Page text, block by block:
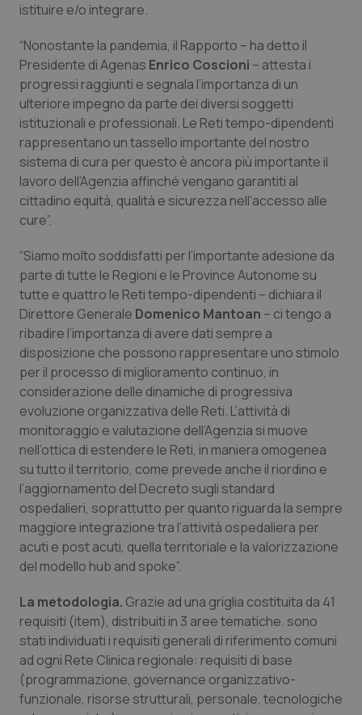
Piemonte
Provincia Autonoma di Bolzano
Provincia Autonoma di Trento
Puglia
Sardegna
Sicilia
Toscana
Umbria
Valle D’Aosta
Veneto
HIV
Infezioni & Febbre
Ipertensione & Scompenso
Malattie rare
Malattia di Crohn & Rettocolite Ulcerosa
Neuroscienze & patologie neurodegenerative
Obesità
Oftalmologia
Oncodermatologia
Oncoematologia
Oncologia & Nutrizione
Psoriasi & pelle
Quotidiano Cardiologia
Quotidiano Chirurgia
Quotidiano Oncologia
Quotidiano Pediatria
Rene & patologie urogenitali
istituire e/o integrare.
“Nonostante la pandemia, il Rapporto – ha detto il
Presidente di Agenas Enrico Coscioni – attesta i
progressi raggiunti e segnala l’importanza di un
ulteriore impegno da parte dei diversi soggetti
istituzionali e professionali. Le Reti tempo-dipendenti
rappresentano un tassello importante del nostro
sistema di cura per questo è ancora più importante il
lavoro dell’Agenzia affinché vengano garantiti al
cittadino equità, qualità e sicurezza nell’accesso alle
cure”.
“Siamo molto soddisfatti per l’importante adesione da
parte di tutte le Regioni e le Province Autonome su
tutte e quattro le Reti tempo-dipendenti – dichiara il
Direttore Generale Domenico Mantoan – ci tengo a
ribadire l’importanza di avere dati sempre a
disposizione che possono rappresentare uno stimolo
per il processo di miglioramento continuo, in
considerazione delle dinamiche di progressiva
evoluzione organizzativa delle Reti. L’attività di
monitoraggio e valutazione dell’Agenzia si muove
nell’ottica di estendere le Reti, in maniera omogenea
su tutto il territorio, come prevede anche il riordino e
l’aggiornamento del Decreto sugli standard
ospedalieri, soprattutto per quanto riguarda la sempre
maggiore integrazione tra l’attività ospedaliera per
acuti e post acuti, quella territoriale e la valorizzazione
del modello hub and spoke”.
La metodologia. Grazie ad una griglia costituita da 41
requisiti (item), distribuiti in 3 aree tematiche. sono
stati individuati i requisiti generali di riferimento comuni
ad ogni Rete Clinica regionale: requisiti di base
(programmazione, governance organizzativo-
funzionale, risorse strutturali, personale, tecnologiche